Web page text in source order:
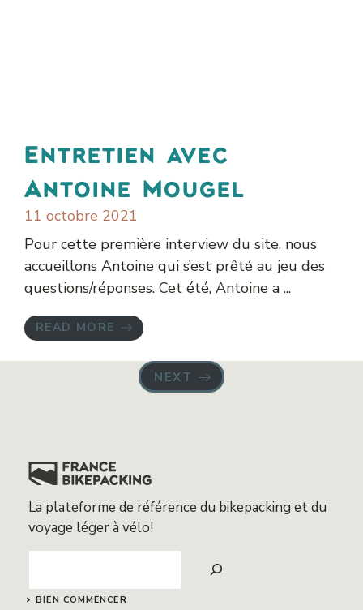
Entretien avec
Antoine Mougel
11 octobre 2021
Pour cette première interview du site, nous
accueillons Antoine qui s’est prêté au jeu des
questions/réponses. Cet été, Antoine a ...
READ MORE
NEXT
La plateforme de référence du bikepacking et du
voyage léger à vélo!
BIEN COMMENCER